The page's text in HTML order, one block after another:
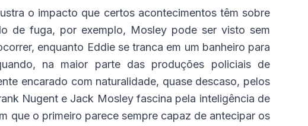
o impacto que certos acontecimentos têm sobre
de fuga, por exemplo, Mosley pode ser visto sem
enquanto Eddie se tranca em um banheiro para
na maior parte das produções policiais de
encarado com naturalidade, quase descaso, pelos
Nugent e Jack Mosley fascina pela inteligência de
que o primeiro parece sempre capaz de antecipar os